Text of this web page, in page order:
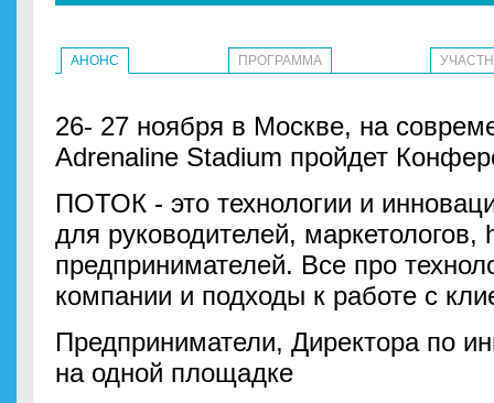
АНОНС ПРОГРАММА
26- 27 ноября в Москве, на
Adrenaline Stadium пройдет
ПОТОК - это технологии и
для руководителей, маркетологов,
предпринимателей. Все про
компании и подходы к работе с
Предприниматели, Директора по
на одной площадке